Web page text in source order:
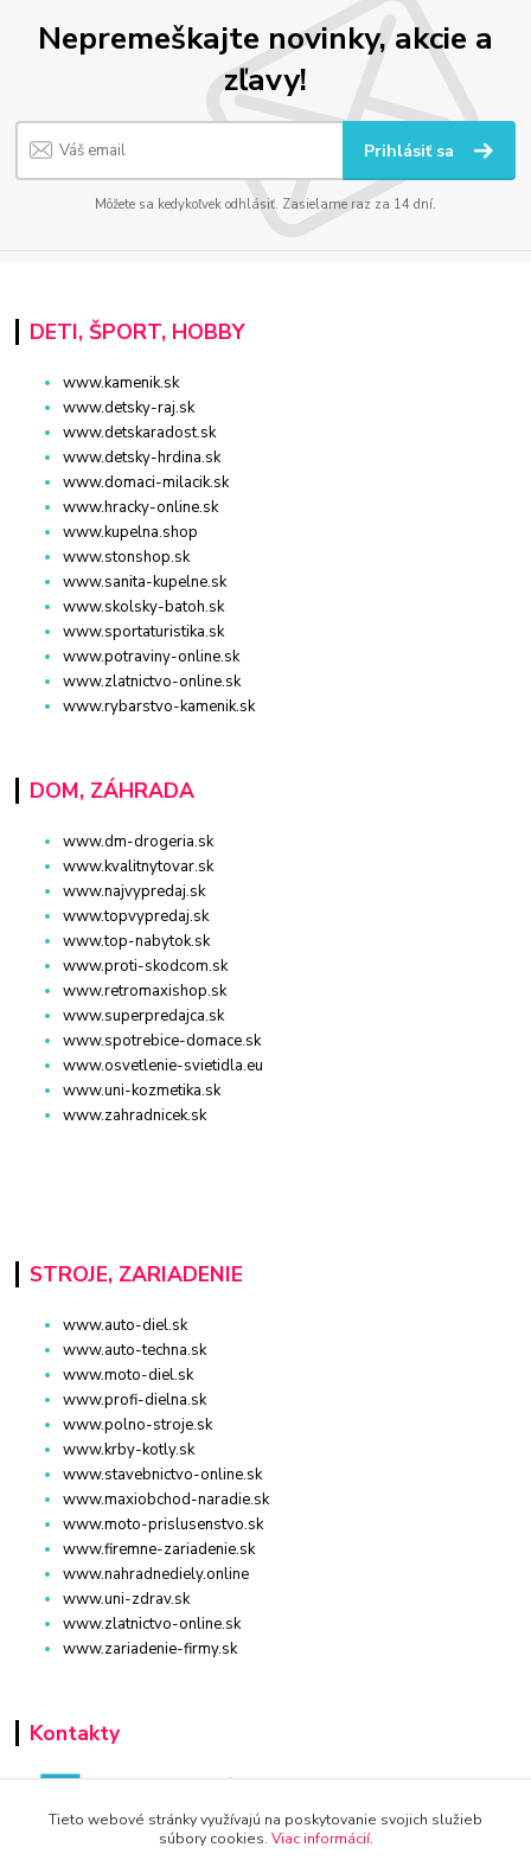
Nepremeškajte novinky, akcie a
zľavy!
Prihlásiť sa
Môžete sa kedykoľvek odhlásiť. Zasielame raz za 14 dní.
DETI, ŠPORT, HOBBY
www.kamenik.sk
www.detsky-raj.sk
www.detskaradost.sk
www.detsky-hrdina.sk
www.domaci-milacik.sk
www.hracky-online.sk
www.kupelna.shop
www.stonshop.sk
www.sanita-kupelne.sk
www.skolsky-batoh.sk
www.sportaturistika.sk
www.potraviny-online.sk
www.zlatnictvo-online.sk
www.rybarstvo-kamenik.sk
DOM, ZÁHRADA
www.dm-drogeria.sk
www.kvalitnytovar.sk
www.najvypredaj.sk
www.topvypredaj.sk
www.top-nabytok.sk
www.proti-skodcom.sk
www.retromaxishop.sk
www.superpredajca.sk
www.spotrebice-domace.sk
www.osvetlenie-svietidla.eu
www.uni-kozmetika.sk
www.zahradnicek.sk
STROJE, ZARIADENIE
www.auto-diel.sk
www.auto-techna.sk
www.moto-diel.sk
www.profi-dielna.sk
www.polno-stroje.sk
www.krby-kotly.sk
www.stavebnictvo-online.sk
www.maxiobchod-naradie.sk
www.moto-prislusenstvo.sk
www.firemne-zariadenie.sk
www.nahradnediely.online
www.uni-zdrav.sk
www.zlatnictvo-online.sk
www.zariadenie-firmy.sk
Kontakty
Tieto webové stránky využívajú na poskytovanie svojich služieb
súbory cookies. Viac informácií.